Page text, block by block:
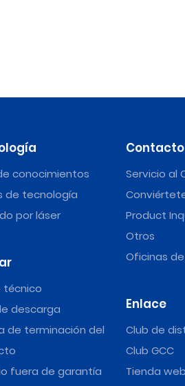
conocimientos
de tecnología
por láser
técnico
descarga
de terminación del
fuera de garantía
Contacto
Servicio al
Product
Otros
Oficinas de
Enlace
Club de
Club GCC
Tienda